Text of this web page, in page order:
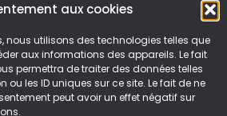
aux cookies
nous utilisons des technologies telles que
aux informations des appareils. Le fait
permettra de traiter des données telles
les ID uniques sur ce site. Le fait de ne
peut avoir un effet négatif sur
nous allons
LIRE LA SUITE
21/03/2022